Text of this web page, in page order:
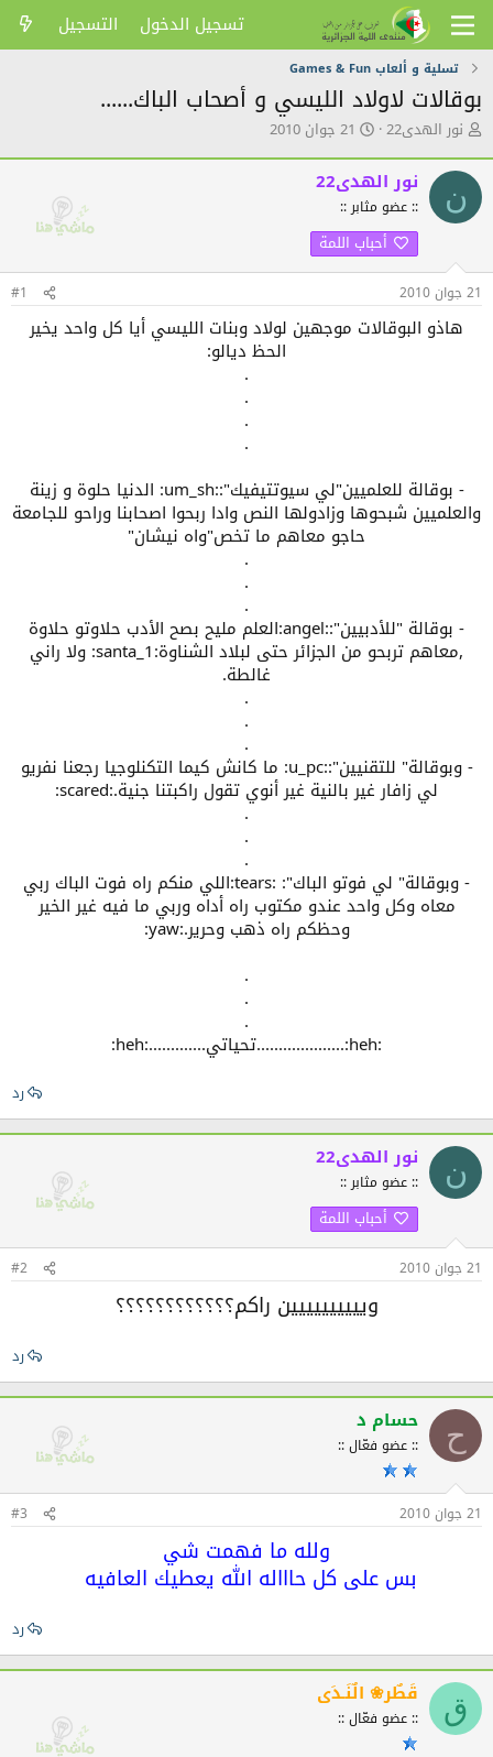
تسجيل الدخول التسجيل
تسلية و ألعاب Games & Fun
بوقالات لاولاد الليسي و أصحاب الباك......
ك
ت
ب
ا
ل
و
ض
و
ع
نور الهدى22 ت
ر
ي
خ
ا
ل
ن
ر
21 جوان 2010
ن نور الهدى22
:: عضو مثابر ::
أحباب اللمة
21 جوان 2010 #1
هاذو البوقالات موجهين لولاد وبنات الليسي أيا كل واحد يخير
الحظ ديالو:
.
.
.
.
- بوقالة للعلميين"لي سيوتتيفيك"::um_sh: الدنيا حلوة و زينة
والعلميين شبحوها وزادولها النص وادا ربحوا اصحابنا وراحو للجامعة
حاجو معاهم ما تخص"واه نيشان"
.
.
.
- بوقالة "للأدبيين"::angel:العلم مليح بصح الأدب حلاوتو حلاوة
,معاهم تربحو من الجزائر حتى لبلاد الشناوة:santa_1: ولا راني
غالطة.
.
.
.
- وبوقالة" للتقنيين"::u_pc: ما كانش كيما التكنلوجيا رجعنا نفريو
لي زافار غير بالنية غير أنوي تقول راكبتنا جنية.:scared:
.
.
.
- وبوقالة" لي فوتو الباك": :tears:اللي منكم راه فوت الباك ربي
معاه وكل واحد عندو مكتوب راه أداه وربي ما فيه غير الخير
وحظكم راه ذهب وحرير.:yaw:
.
.
.
:heh:....................تحياتي.............:heh:
رد
ن نور الهدى22
:: عضو مثابر ::
أحباب اللمة
21 جوان 2010 #2
ويييييييييين راكم؟؟؟؟؟؟؟؟؟؟؟؟
رد
ح حسام د
:: عضو فعّال ::
21 جوان 2010 #3
ولله ما فهمت شي
بس على كل حاااله الله يعطيك العافيه
رد
ق قَطٌر❀ الٌنَـدَى
:: عضو فعّال ::